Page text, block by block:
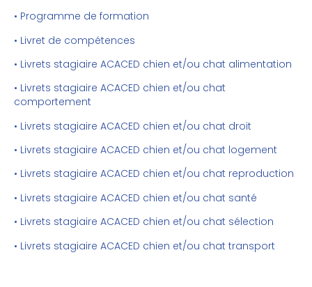
• Programme de formation
• Livret de compétences
• Livrets stagiaire ACACED chien et/ou chat alimentation
• Livrets stagiaire ACACED chien et/ou chat
comportement
• Livrets stagiaire ACACED chien et/ou chat droit
• Livrets stagiaire ACACED chien et/ou chat logement
• Livrets stagiaire ACACED chien et/ou chat reproduction
• Livrets stagiaire ACACED chien et/ou chat santé
• Livrets stagiaire ACACED chien et/ou chat sélection
• Livrets stagiaire ACACED chien et/ou chat transport